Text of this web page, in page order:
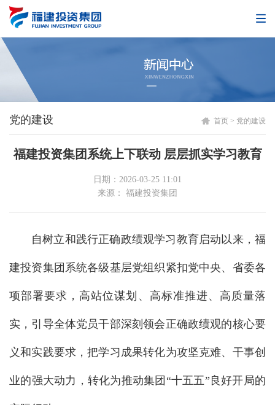
党的建设 首页 > 党的建设
福建投资集团系统上下联动 层层抓实学习教育
日期：2026-03-25 11:01
来源： 福建投资集团
自树立和践行正确政绩观学习教育启动以来，福
建投资集团系统各级基层党组织紧扣党中央、省委各
项部署要求，高站位谋划、高标准推进、高质量落
实，引导全体党员干部深刻领会正确政绩观的核心要
义和实践要求，把学习成果转化为攻坚克难、干事创
业的强大动力，转化为推动集团“十五五”良好开局的